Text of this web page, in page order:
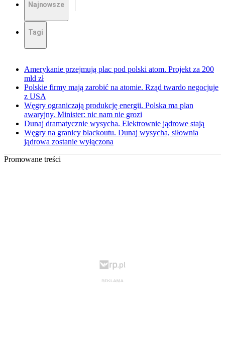
Najnowsze
Tagi
Amerykanie przejmują plac pod polski atom. Projekt za 200
mld zł
Polskie firmy mają zarobić na atomie. Rząd twardo negocjuje
z USA
Węgry ograniczają produkcję energii. Polska ma plan
awaryjny. Minister: nic nam nie grozi
Dunaj dramatycznie wysycha. Elektrownie jądrowe stają
Węgry na granicy blackoutu. Dunaj wysycha, siłownia
jądrowa zostanie wyłączona
Promowane treści